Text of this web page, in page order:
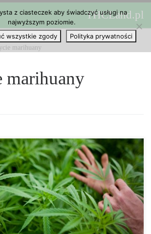
THCLand.pl
marihuany
marihuany
jakiejkolwiek innej substancji, możesz
alergicznej po spożyciu marihuany. Zjawisko
rzadkie, ale nie możemy zaprzeczyć, że
Wykazano, że cannabis ma właściwości
po inhalacji może pojawić się kilka […]
z ciasteczek aby świadczyć usługi na
najwyższym poziomie.
wszystkie zgody Polityka prywatności